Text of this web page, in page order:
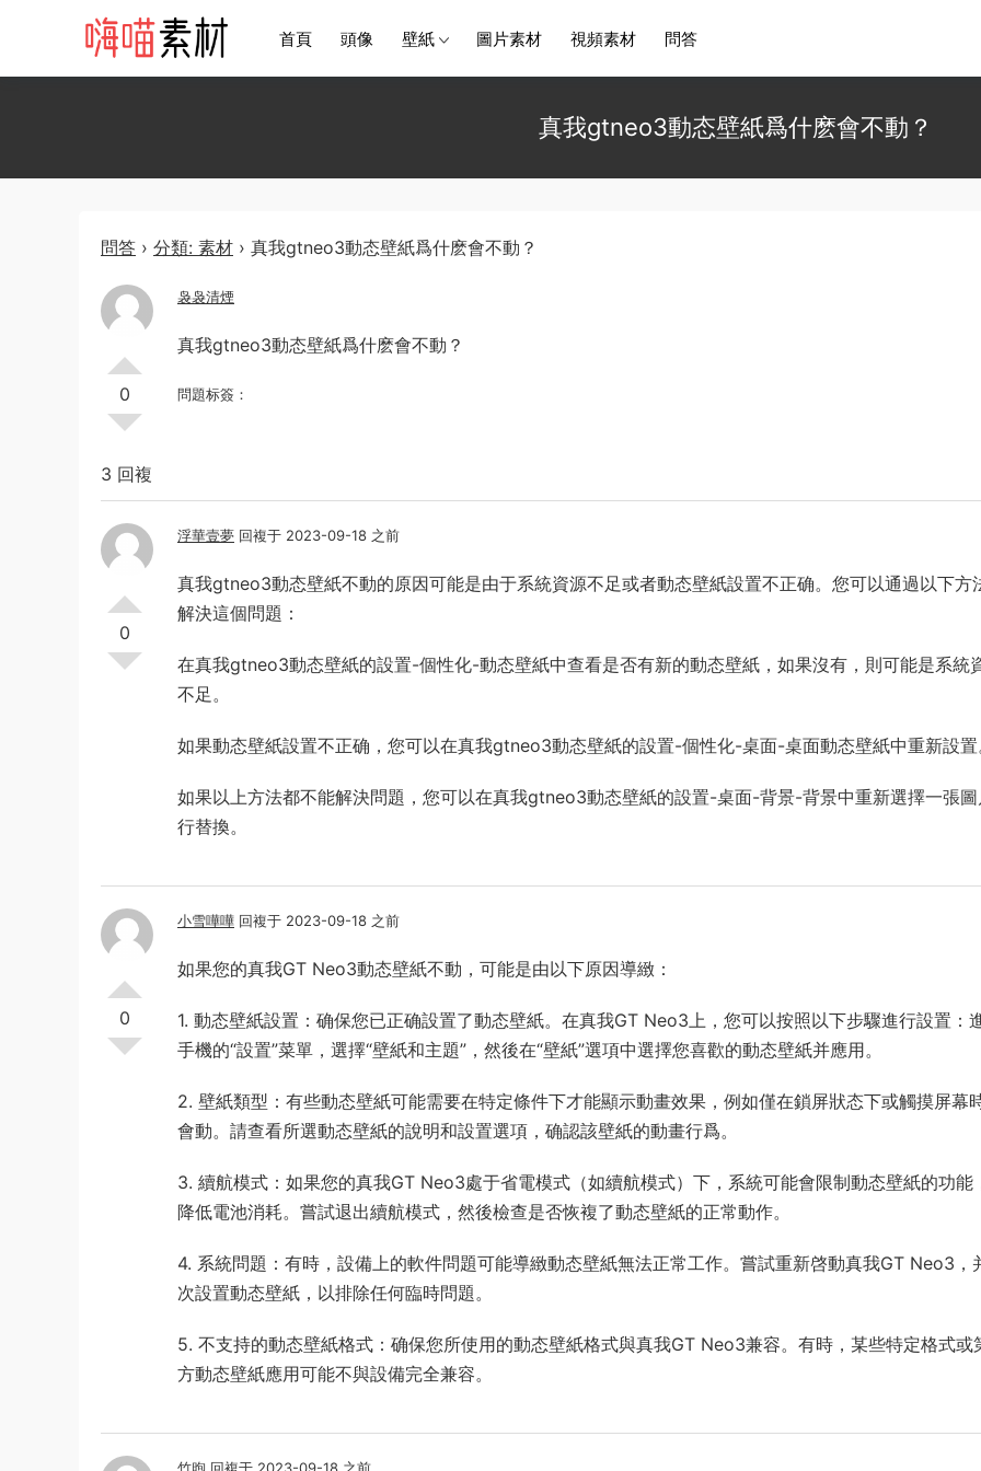
首頁 頭像 壁紙 圖片素材 視頻素材 問答
真我gtneo3動态壁紙爲什麽會不動？
問答 › 分類: 素材 › 真我gtneo3動态壁紙爲什麽會不動？
0
袅袅清煙
真我gtneo3動态壁紙爲什麽會不動？
問題标簽：
3 回複
0
浮華壹夢 回複于 2023-09-18 之前
真我gtneo3動态壁紙不動的原因可能是由于系統資源不足或者動态壁紙設置不正确。您可以通過以下方
解決這個問題：
在真我gtneo3動态壁紙的設置-個性化-動态壁紙中查看是否有新的動态壁紙，如果沒有，則可能是系統
不足。
如果動态壁紙設置不正确，您可以在真我gtneo3動态壁紙的設置-個性化-桌面-桌面動态壁紙中重新設置
如果以上方法都不能解決問題，您可以在真我gtneo3動态壁紙的設置-桌面-背景-背景中重新選擇一張圖
行替換。
0
小雪嘩嘩 回複于 2023-09-18 之前
如果您的真我GT Neo3動态壁紙不動，可能是由以下原因導緻：
1. 動态壁紙設置：确保您已正确設置了動态壁紙。在真我GT Neo3上，您可以按照以下步驟進行設置：
手機的“設置”菜單，選擇“壁紙和主題”，然後在“壁紙”選項中選擇您喜歡的動态壁紙并應用。
2. 壁紙類型：有些動态壁紙可能需要在特定條件下才能顯示動畫效果，例如僅在鎖屏狀态下或觸摸屏幕
會動。請查看所選動态壁紙的說明和設置選項，确認該壁紙的動畫行爲。
3. 續航模式：如果您的真我GT Neo3處于省電模式（如續航模式）下，系統可能會限制動态壁紙的功能
降低電池消耗。嘗試退出續航模式，然後檢查是否恢複了動态壁紙的正常動作。
4. 系統問題：有時，設備上的軟件問題可能導緻動态壁紙無法正常工作。嘗試重新啓動真我GT Neo3，
次設置動态壁紙，以排除任何臨時問題。
5. 不支持的動态壁紙格式：确保您所使用的動态壁紙格式與真我GT Neo3兼容。有時，某些特定格式或
方動态壁紙應用可能不與設備完全兼容。